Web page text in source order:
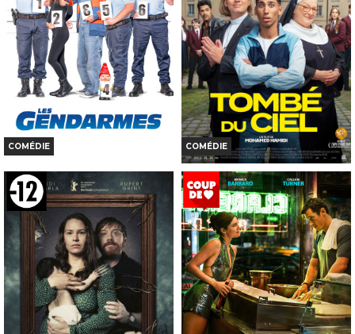
INT. -16ans
VF
TOUT PUBLIC
VF
VOST
COMÉDIE
LES GENDARMES
Horaires et Infos
Bande-annonce
TOUT PUBLIC
VF
COMÉDIE
TOMBÉ DU CIEL
Horaires et Infos
Bande-annonce
TOUT PUBLIC
VF